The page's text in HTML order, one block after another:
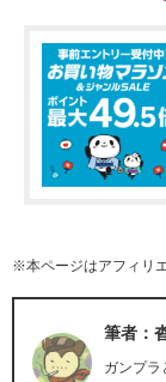
※本ページはアフィリ
筆者：
ガンプラ